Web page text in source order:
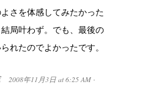
さを体感してみたかった
局叶わず。でも、最後の
れたのでよかったです。
2008年11月3日 at 6:25 AM ·